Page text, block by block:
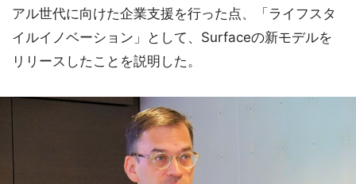
アル世代に向けた企業支援を行った点、「ライフスタ
イルイノベーション」として、Surfaceの新モデルを
リリースしたことを説明した。